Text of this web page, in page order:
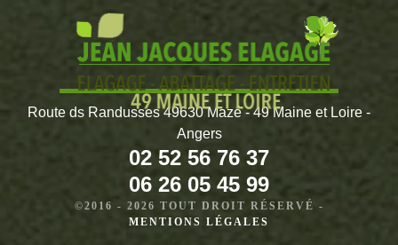
Route ds Randusses 49630 Mazé - 49 Maine et Loire -
Angers
02 52 56 76 37
06 26 05 45 99
©2016 - 2026 TOUT DROIT RÉSERVÉ -
MENTIONS LÉGALES